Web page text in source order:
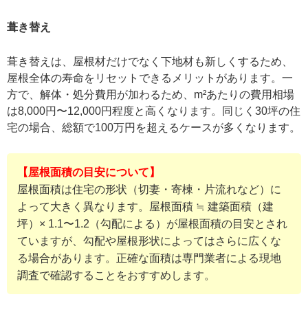
葺き替え
葺き替えは、屋根材だけでなく下地材も新しくするため、
屋根全体の寿命をリセットできるメリットがあります。一
方で、解体・処分費用が加わるため、m²あたりの費用相場
は8,000円〜12,000円程度と高くなります。同じく30坪の住
宅の場合、総額で100万円を超えるケースが多くなります。
【屋根面積の目安について】
屋根面積は住宅の形状（切妻・寄棟・片流れなど）に
よって大きく異なります。屋根面積 ≒ 建築面積（建
坪）× 1.1〜1.2（勾配による）が屋根面積の目安とされ
ていますが、勾配や屋根形状によってはさらに広くな
る場合があります。正確な面積は専門業者による現地
調査で確認することをおすすめします。